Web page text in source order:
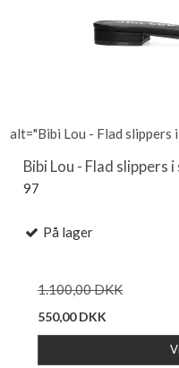
alt="Bibi Lou - Flad slippers
Bibi Lou - Flad
97
På lager
1.100,00 DKK
550,00 DKK